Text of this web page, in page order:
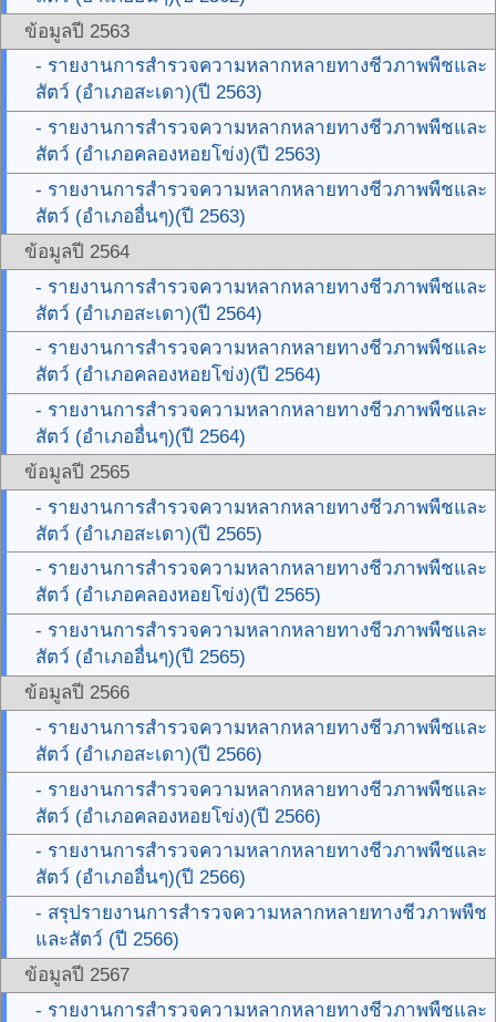
ข้อมูลปี 2563
- รายงานการสำรวจความหลากหลายทางชีวภาพพืชและ
สัตว์ (อำเภอสะเดา)(ปี 2563)
- รายงานการสำรวจความหลากหลายทางชีวภาพพืชและ
สัตว์ (อำเภอคลองหอยโข่ง)(ปี 2563)
- รายงานการสำรวจความหลากหลายทางชีวภาพพืชและ
สัตว์ (อำเภออื่นๆ)(ปี 2563)
ข้อมูลปี 2564
- รายงานการสำรวจความหลากหลายทางชีวภาพพืชและ
สัตว์ (อำเภอสะเดา)(ปี 2564)
- รายงานการสำรวจความหลากหลายทางชีวภาพพืชและ
สัตว์ (อำเภอคลองหอยโข่ง)(ปี 2564)
- รายงานการสำรวจความหลากหลายทางชีวภาพพืชและ
สัตว์ (อำเภออื่นๆ)(ปี 2564)
ข้อมูลปี 2565
- รายงานการสำรวจความหลากหลายทางชีวภาพพืชและ
สัตว์ (อำเภอสะเดา)(ปี 2565)
- รายงานการสำรวจความหลากหลายทางชีวภาพพืชและ
สัตว์ (อำเภอคลองหอยโข่ง)(ปี 2565)
- รายงานการสำรวจความหลากหลายทางชีวภาพพืชและ
สัตว์ (อำเภออื่นๆ)(ปี 2565)
ข้อมูลปี 2566
- รายงานการสำรวจความหลากหลายทางชีวภาพพืชและ
สัตว์ (อำเภอสะเดา)(ปี 2566)
- รายงานการสำรวจความหลากหลายทางชีวภาพพืชและ
สัตว์ (อำเภอคลองหอยโข่ง)(ปี 2566)
- รายงานการสำรวจความหลากหลายทางชีวภาพพืชและ
สัตว์ (อำเภออื่นๆ)(ปี 2566)
- สรุปรายงานการสำรวจความหลากหลายทางชีวภาพพืช
และสัตว์ (ปี 2566)
ข้อมูลปี 2567
- รายงานการสำรวจความหลากหลายทางชีวภาพพืชและ